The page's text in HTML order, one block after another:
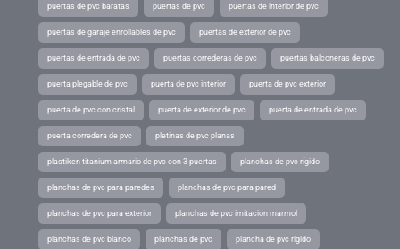
puertas de pvc baratas puertas de pvc puertas de interior de pvc
puertas de garaje enrollables de pvc puertas de exterior de pvc
puertas de entrada de pvc puertas correderas de pvc puertas balconeras de pvc
puerta plegable de pvc puerta de pvc interior puerta de pvc exterior
puerta de pvc con cristal puerta de exterior de pvc puerta de entrada de pvc
puerta corredera de pvc pletinas de pvc planas
plastiken titanium armario de pvc con 3 puertas planchas de pvc rígido
planchas de pvc para paredes planchas de pvc para pared
planchas de pvc para exterior planchas de pvc imitacion marmol
planchas de pvc blanco planchas de pvc plancha de pvc rigido